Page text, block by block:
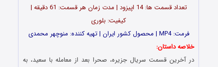
تعداد قسمت ها: 14 اپیزود | مدت زمان هر قسمت: 61 دقیقه |
کیفیت: بلوری
فرمت: MP4 | محصول کشور ایران | تهیه کننده: منوچهر محمدی
خلاصه داستان:
در آخرین قسمت سریال جزیره، صحرا بعد از معامله با سعید، به